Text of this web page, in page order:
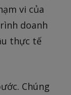
vi của
doanh
thực tế
Chúng